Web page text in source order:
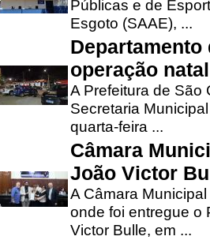
Públicas e de
Esgoto (SAAE), ...
operação
A Prefeitura de São
Secretaria
quarta-feira ...
Câmara
João Victor
A Câmara
onde foi entregue o
Victor Bulle, em ...